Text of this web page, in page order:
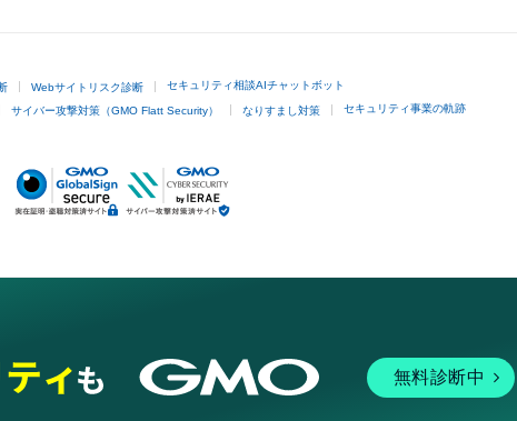
Webサイトリスク診断 セキュリティ相談AIチャットボット
サイバー攻撃対策（GMO Flatt Security） なりすまし対策 セキュリティ事業の軌跡
無料診断中